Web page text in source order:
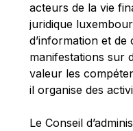
Mireille
Nobuo
Otmar Issing
Paolo
Paschal
Pat Cox
acteurs de la vie
juridique
d’information et de
manifestations sur
valeur les
il organise des
Le Conseil